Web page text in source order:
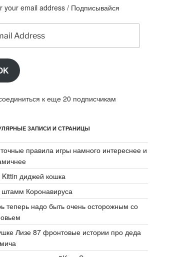
your email address / Подписывайся
к еще 20 подписчикам
ЗАПИСИ И СТРАНИЦЫ
правила игры намного интереснее и
Kittin диджей кошка
штамм Коронавируса
теперь надо быть очень осторожным со
Лизе 87 фронтовые истории про деда